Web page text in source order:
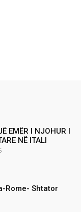
EMËR I NJOHUR I
NË ITALI
Rome- Shtator